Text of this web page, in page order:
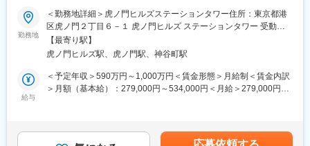
ラウンドの方が活躍できます。
・過去のやり方に囚われず多様性を尊重する組織です。
■長期就業しやすい環境
・在宅勤務制度 ：本部署は週2~3回ほど利用されております。
・最低週1回のノー残業デーの設定など、日々の就業時間の管理を
申請・承認後に適用される資格手当です。
心臓血管カンパニーでは、グローバルでの事業成長と安定供給の
両立に向け、部門・拠点・事業を横断したオペレーション変革を
推進しています。経営直轄プロジェクトやグローバルSCM・
S&OP領域の強化に伴い、課題整理から実行推進まで担うプロジ
ェクト人材を募集します。
■組織
（1）Cross-Functional Strategy
勤務地
＜勤務地詳細＞虎ノ門ヒルズステーションタワー住所：東京都港
区虎ノ門２丁目６－１ 虎ノ門ヒルズ ステーションタワー 受動喫
煙対策：敷地内喫煙可能場所あり変更の範囲：会社の定める事業
所
【最寄り駅】
虎ノ門ヒルズ駅、虎ノ門駅、神谷町駅
給与
＜予定年収＞590万円～1,000万円＜賃金形態＞月給制＜賃金内訳
＞月額（基本給）：279,000円～534,000円＜月給＞279,000円～
格あり（年1回）■職位：一般職～主任職賃金はあくまでも目安の